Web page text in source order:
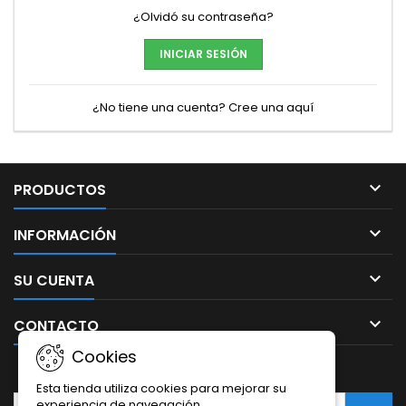
¿Olvidó su contraseña?
INICIAR SESIÓN
¿No tiene una cuenta? Cree una aquí
PRODUCTOS 
INFORMACIÓN 
SU CUENTA 
CONTACTO 
Cookies
Esta tienda utiliza cookies para mejorar su